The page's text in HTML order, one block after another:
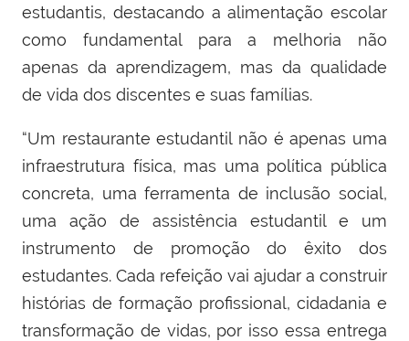
estudantis, destacando a alimentação escolar
como fundamental para a melhoria não
apenas da aprendizagem, mas da qualidade
de vida dos discentes e suas famílias.
“Um restaurante estudantil não é apenas uma
infraestrutura física, mas uma política pública
concreta, uma ferramenta de inclusão social,
uma ação de assistência estudantil e um
instrumento de promoção do êxito dos
estudantes. Cada refeição vai ajudar a construir
histórias de formação profissional, cidadania e
transformação de vidas, por isso essa entrega